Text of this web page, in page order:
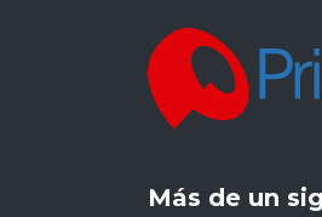
Más de un